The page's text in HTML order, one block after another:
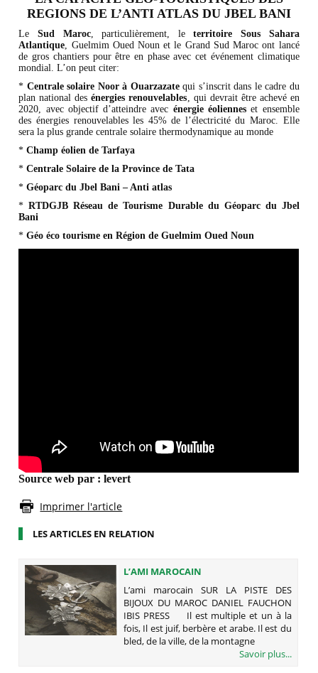
REGIONS DE L’ANTI ATLAS DU JBEL BANI
LeSud Maroc, particulièrement, leterritoire Sous Sahara
Atlantique, Guelmim Oued Noun et le Grand Sud Maroc ont lancé
de gros chantiers pour être en phase avec cet événement climatique
mondial. L’on peut citer:
* Centrale solaire Noor à Ouarzazatequi s’inscrit dans le cadre du
plan national desénergies renouvelables, qui devrait être achevé en
2020, avec objectif d’atteindre avec énergie éoliennes et ensemble
des énergies renouvelables les 45% de l’électricité du Maroc. Elle
sera la plus grande centrale solaire thermodynamique au monde
*Champ éolien de Tarfaya
*Centrale Solaire de la Province de Tata
*Géoparc du Jbel Bani – Anti atlas
*RTDGJB Réseau de Tourisme Durable du Géoparc du Jbel
Bani
*Géo éco tourisme en Région de Guelmim Oued Noun
Source web par : levert
Imprimer l'article
LES ARTICLES EN RELATION
L’AMI MAROCAIN
L’ami marocain SUR LA PISTE DES
BIJOUX DU MAROC DANIEL FAUCHON
IBIS PRESS Il est multiple et un à la
fois, Il est juif, berbère et arabe. Il est du
bled, de la ville, de la montagne
Savoir plus...